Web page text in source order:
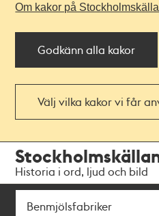
Om kakor på
Godkänn alla kakor
Välj vilka kakor vi får
navigationen
huvudinnehållet
Historia i ord, ljud och bild
Sök